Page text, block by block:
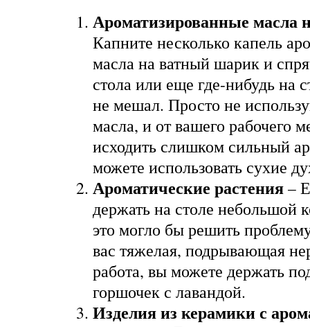
Ароматизированные масла
Капните несколько капель
масла на ватный шарик и
стола или еще где-нибудь на
не мешал. Просто не
масла, и от вашего рабочего
исходить слишком сильный
можете использовать сухие
Ароматические растения–
держать на столе небольшой
это могло бы решить
вас тяжелая, подрывающая
работа, вы можете держать
горшочек с лавандой.
Изделия из керамики с